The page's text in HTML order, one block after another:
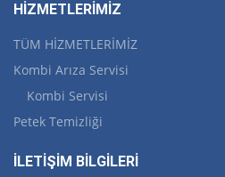
HİZMETLERİMİZ
TÜM HİZMETLERİMİZ
Kombi Arıza Servisi
Kombi Servisi
Petek Temizliği
İLETİŞİM BİLGİLERİ